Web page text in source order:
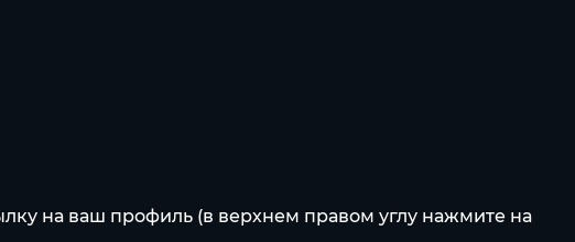
на ваш профиль (в верхнем правом углу нажмите на